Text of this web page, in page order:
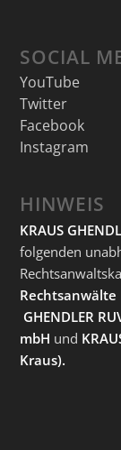
SOCIAL
YouTube
Twitter
Facebook
Instagram
HINWEIS
KRAUS
folgenden
Rechtsanwälte
GHENDLER
mbH und
Kraus).